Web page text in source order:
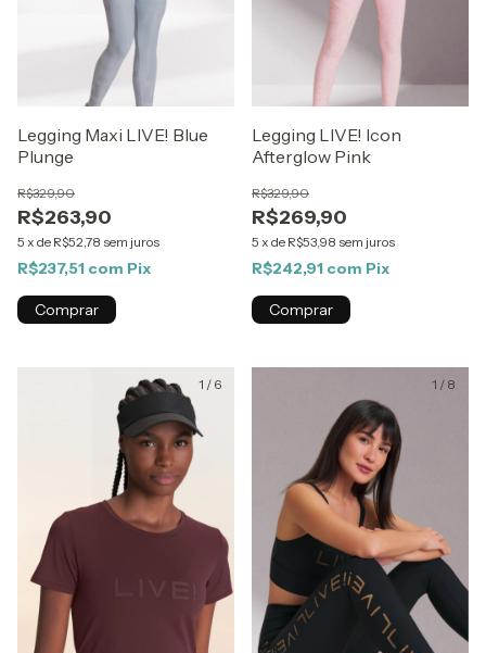
Legging Maxi LIVE! Blue
Plunge
R$263,90
R$329,90
5 x de R$52,78 sem juros
R$237,51 com Pix
Comprar
Legging LIVE! Icon
Afterglow Pink
R$269,90
R$329,90
5 x de R$53,98 sem juros
R$242,91 com Pix
Comprar
1 / 6 1 / 8